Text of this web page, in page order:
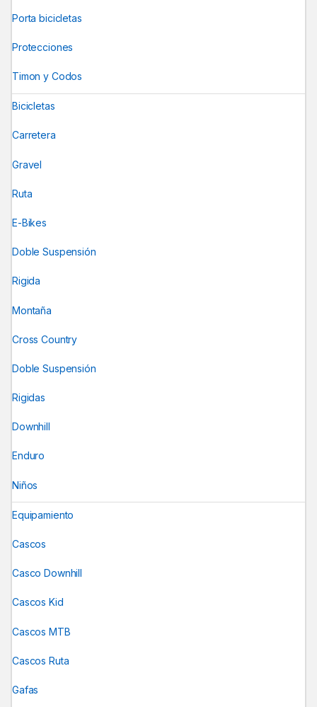
Porta bicicletas
Protecciones
Timon y Codos
Bicicletas
Carretera
Gravel
Ruta
E-Bikes
Doble Suspensión
Rigida
Montaña
Cross Country
Doble Suspensión
Rigidas
Downhill
Enduro
Niños
Equipamiento
Cascos
Casco Downhill
Cascos Kid
Cascos MTB
Cascos Ruta
Gafas